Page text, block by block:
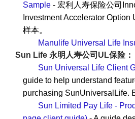
Sample - 宏利人寿保险公司
Investment Accelerator
样本。
Manulife Universal Life
Sun Life 永明人寿公司UL保险：
Sun Universal Life Client
guide to help understand
purchasing SunUniversalLife.
Sun Limited Pay Life -